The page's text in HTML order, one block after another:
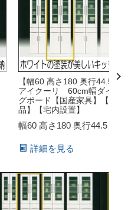
【幅60 高さ180 奥行44.5】
アイクーリ 60cm幅ダイニ
グボード【国産家具】【完成
品】【宅内設置】
幅60 高さ180 奥行44.5
詳細を見る